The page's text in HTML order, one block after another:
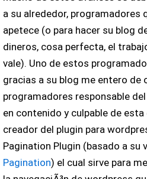
a su alrededor, programadores
apetece (o para hacer su blog
dineros, cosa perfecta, el
vale). Uno de estos
gracias a su blog me entero de
programadores responsable
en contenido y culpable de esta
creador del plugin para
Pagination Plugin (basado a su
Pagination) el cual sirve para